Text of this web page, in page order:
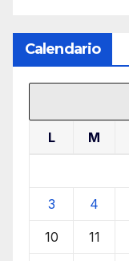
Calendario
L M
3 4
10 11